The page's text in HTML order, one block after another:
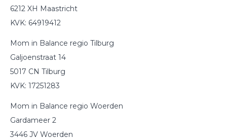
6212 XH Maastricht
KVK: 64919412
Mom in Balance regio Tilburg
Galjoenstraat 14
5017 CN Tilburg
KVK: 17251283
Mom in Balance regio Woerden
Gardameer 2
3446 JV Woerden